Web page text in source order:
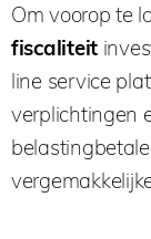
Om voorop te
fiscaliteit
line service
verplichtingen